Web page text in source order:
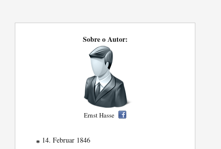
Sobre o Autor:
Ernst Hasse
* 14. Februar 1846